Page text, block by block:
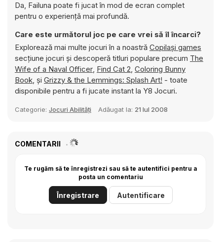
Da, Failuna poate fi jucat în mod de ecran complet
pentru o experiență mai profundă.
Care este următorul joc pe care vrei să îl încarci?
Explorează mai multe jocuri în a noastră Copilași games
secțiune jocuri și descoperă titluri populare precum The
Wife of a Naval Officer, Find Cat 2, Coloring Bunny
Book, și Grizzy & the Lemmings: Splash Art! - toate
disponibile pentru a fi jucate instant la Y8 Jocuri.
Categorie: Jocuri Abilități Adăugat la: 21 Iul 2008
COMENTARII
Te rugăm să te înregistrezi sau să te autentifici pentru a
posta un comentariu
Înregistrare Autentificare